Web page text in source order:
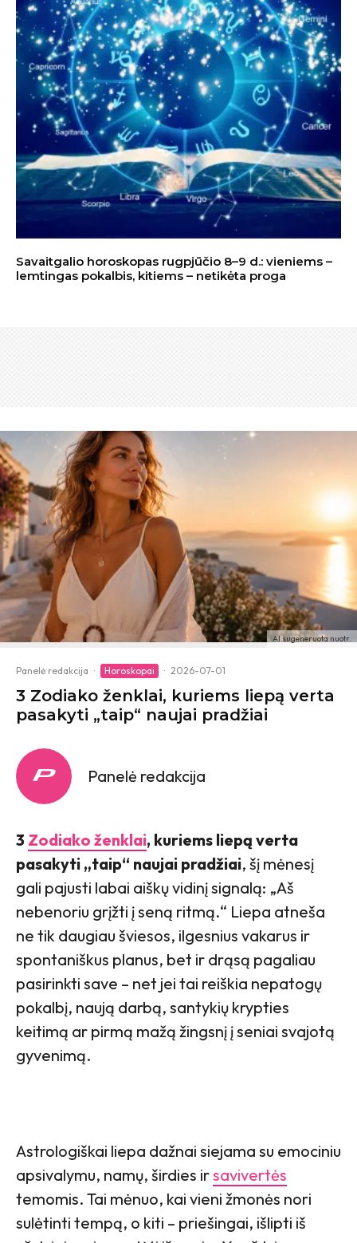
Savaitgalio horoskopas rugpjūčio 8–9 d.: vieniems –
lemtingas pokalbis, kitiems – netikėta proga
AI sugeneruota nuotr.
Panelė redakcija · Horoskopai · 2026-07-01
3 Zodiako ženklai, kuriems liepą verta
pasakyti „taip“ naujai pradžiai
Panelė redakcija
3 Zodiako ženklai, kuriems liepą verta
pasakyti „taip“ naujai pradžiai, šį mėnesį
gali pajusti labai aiškų vidinį signalą: „Aš
nebenoriu grįžti į seną ritmą.“ Liepa atneša
ne tik daugiau šviesos, ilgesnius vakarus ir
spontaniškus planus, bet ir drąsą pagaliau
pasirinkti save – net jei tai reiškia nepatogų
pokalbį, naują darbą, santykių krypties
keitimą ar pirmą mažą žingsnį į seniai svajotą
gyvenimą.
Astrologiškai liepa dažnai siejama su emociniu
apsivalymu, namų, širdies irsavivertės
temomis. Tai mėnuo, kai vieni žmonės nori
sulėtinti tempą, o kiti – priešingai, išlipti iš